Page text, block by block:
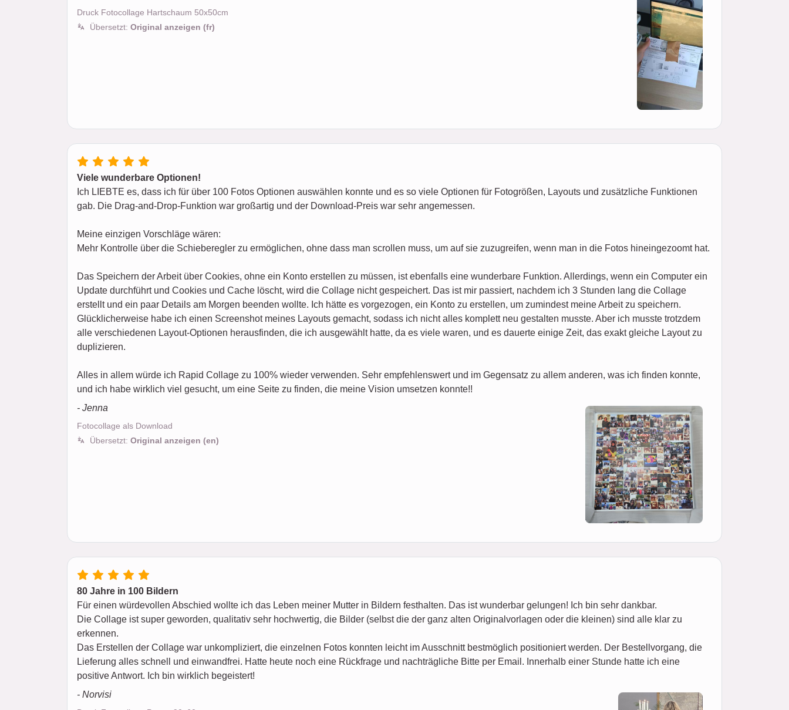
Druck Fotocollage Hartschaum 50x50cm
Übersetzt: Original anzeigen (fr)
Viele wunderbare Optionen!
Ich LIEBTE es, dass ich für über 100 Fotos Optionen auswählen konnte und es so viele Optionen für Fotogrößen, Layouts und zusätzliche Funktionen
gab. Die Drag-and-Drop-Funktion war großartig und der Download-Preis war sehr angemessen.
Meine einzigen Vorschläge wären:
Mehr Kontrolle über die Schieberegler zu ermöglichen, ohne dass man scrollen muss, um auf sie zuzugreifen, wenn man in die Fotos hineingezoomt hat.
Das Speichern der Arbeit über Cookies, ohne ein Konto erstellen zu müssen, ist ebenfalls eine wunderbare Funktion. Allerdings, wenn ein Computer ein
Update durchführt und Cookies und Cache löscht, wird die Collage nicht gespeichert. Das ist mir passiert, nachdem ich 3 Stunden lang die Collage
erstellt und ein paar Details am Morgen beenden wollte. Ich hätte es vorgezogen, ein Konto zu erstellen, um zumindest meine Arbeit zu speichern.
Glücklicherweise habe ich einen Screenshot meines Layouts gemacht, sodass ich nicht alles komplett neu gestalten musste. Aber ich musste trotzdem
alle verschiedenen Layout-Optionen herausfinden, die ich ausgewählt hatte, da es viele waren, und es dauerte einige Zeit, das exakt gleiche Layout zu
duplizieren.
Alles in allem würde ich Rapid Collage zu 100% wieder verwenden. Sehr empfehlenswert und im Gegensatz zu allem anderen, was ich finden konnte,
und ich habe wirklich viel gesucht, um eine Seite zu finden, die meine Vision umsetzen konnte!!
- Jenna
Fotocollage als Download
Übersetzt: Original anzeigen (en)
80 Jahre in 100 Bildern
Für einen würdevollen Abschied wollte ich das Leben meiner Mutter in Bildern festhalten. Das ist wunderbar gelungen! Ich bin sehr dankbar.
Die Collage ist super geworden, qualitativ sehr hochwertig, die Bilder (selbst die der ganz alten Originalvorlagen oder die kleinen) sind alle klar zu
erkennen.
Das Erstellen der Collage war unkompliziert, die einzelnen Fotos konnten leicht im Ausschnitt bestmöglich positioniert werden. Der Bestellvorgang, die
Lieferung alles schnell und einwandfrei. Hatte heute noch eine Rückfrage und nachträgliche Bitte per Email. Innerhalb einer Stunde hatte ich eine
positive Antwort. Ich bin wirklich begeistert!
- Norvisi